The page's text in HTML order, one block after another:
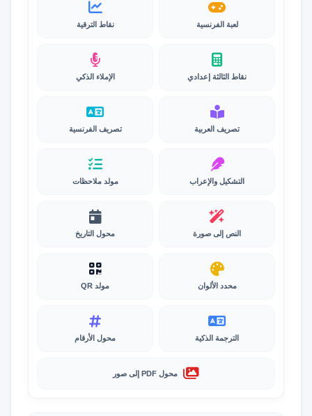
لعبة الفرنسية نقاط الترقية
نقاط الثالثة إعدادي الإملاء الذكي
تصريف العربية تصريف الفرنسية
التشكيل والإعراب مولد ملاحظات
النص إلى صورة محول التاريخ
محدد الألوان مولد QR
الترجمة الذكية محول الأرقام
محول PDF إلى صور